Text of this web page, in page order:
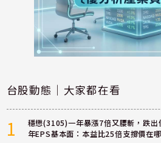
台股動態｜大家都在看
1
穩懋(3105)一年暴漲7倍又腰斬，跌出
年EPS基本面：本益比25倍支撐價在